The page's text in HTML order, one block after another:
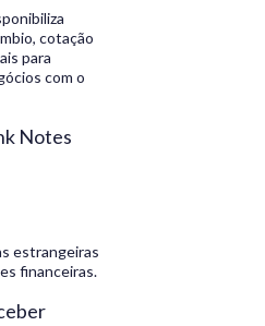
cotação
para
com o
Notes
estrangeiras
financeiras.